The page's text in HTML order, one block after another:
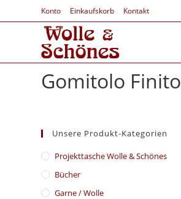
Konto Einkaufskorb Kontakt
Gomitolo Finito
Unsere Produkt-Kategorien
​Projekttasche Wolle & Schönes
Bücher
Garne / Wolle